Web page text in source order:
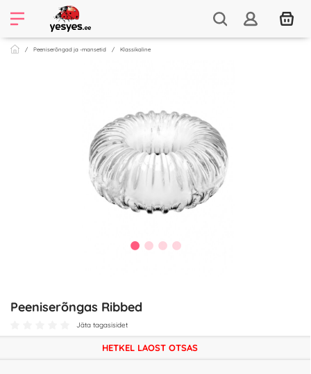
Peeniserõngad ja -mansetid Klassikaline
Peeniserõngas Ribbed
Jäta tagasisidet
HETKEL LAOST OTSAS